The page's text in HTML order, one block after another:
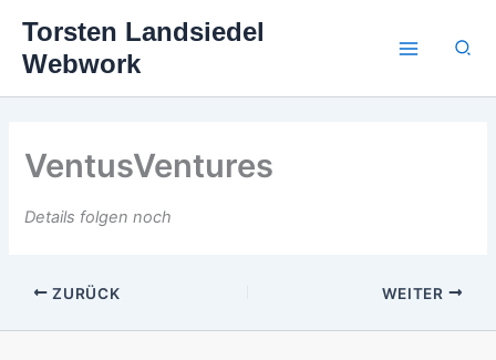
Inhalt
springen
Torsten Landsiedel
Webwork
VentusVentures
Details folgen noch
ZURÜCK WEITER